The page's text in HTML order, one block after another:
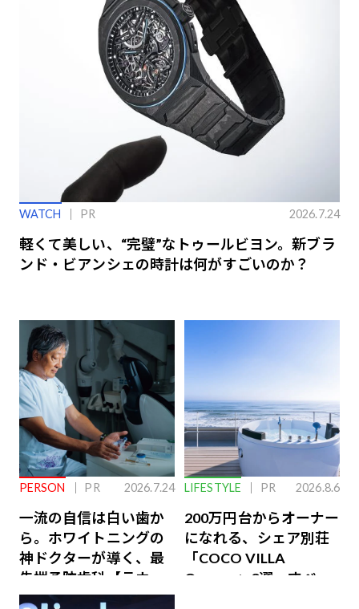
WATCH PR 2026.7.24
軽くて美しい、“完璧”なトゥールビヨン。新ブラ
ンド・ビアンシェの時計は何がすごいのか？
PERSON PR 2026.7.24
一流の自信は白い歯か
ら。ホワイトニングの
神ドクターが導く、最
先端予防歯科【ラウン
ジ会員特典あり】
LIFESTYLE PR 2026.8.6
200万円台からオーナー
になれる、シェア別荘
「COCO VILLA
Owners」3選。すべて